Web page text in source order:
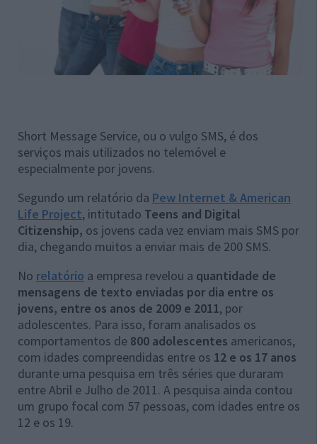
Short Message Service, ou o vulgo SMS, é dos
serviços mais utilizados no telemóvel e
especialmente por jovens.
Segundo um relatório da Pew Internet & American
Life Project, intitutado Teens and Digital
Citizenship, os jovens cada vez enviam mais SMS por
dia, chegando muitos a enviar mais de 200 SMS.
No relatório a empresa revelou a quantidade de
mensagens de texto enviadas por dia entre os
jovens, entre os anos de 2009 e 2011, por
adolescentes. Para isso, foram analisados os
comportamentos de 800 adolescentes americanos,
com idades compreendidas entre os 12 e os 17 anos
durante uma pesquisa em três séries que duraram
entre Abril e Julho de 2011. A pesquisa ainda contou
um grupo focal com 57 pessoas, com idades entre os
12 e os 19.